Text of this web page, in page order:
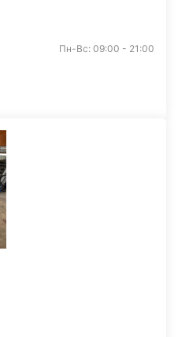
Пн-Вс: 09:00 - 21:00